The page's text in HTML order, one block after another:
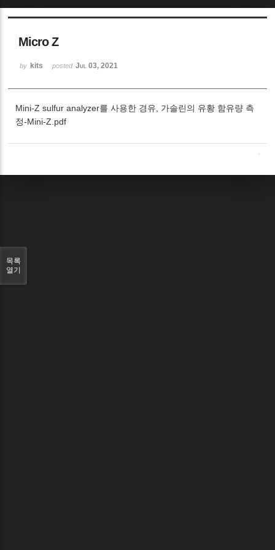
Micro Z
by kits posted Jul 03, 2021
Mini-Z sulfur analyzer를 사용한 경유, 가솔린의 유황 함유량 측
정-Mini-Z.pdf
목록
열기